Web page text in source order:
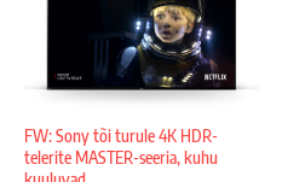
FW: Sony tõi turule 4K HDR-
telerite MASTER-seeria, kuhu